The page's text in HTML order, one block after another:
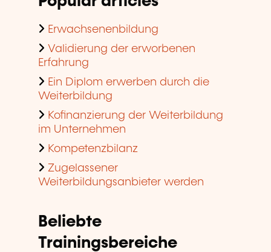
Erwachsenenbildung
Validierung der erworbenen
Erfahrung
Ein Diplom erwerben durch die
Weiterbildung
Kofinanzierung der Weiterbildung
im Unternehmen
Kompetenzbilanz
Zugelassener
Weiterbildungsanbieter werden
Beliebte
Trainingsbereiche